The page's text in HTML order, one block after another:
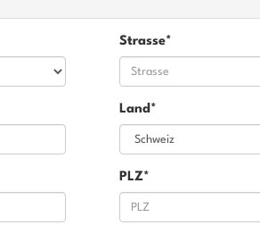
Strasse*
Land*
PLZ*